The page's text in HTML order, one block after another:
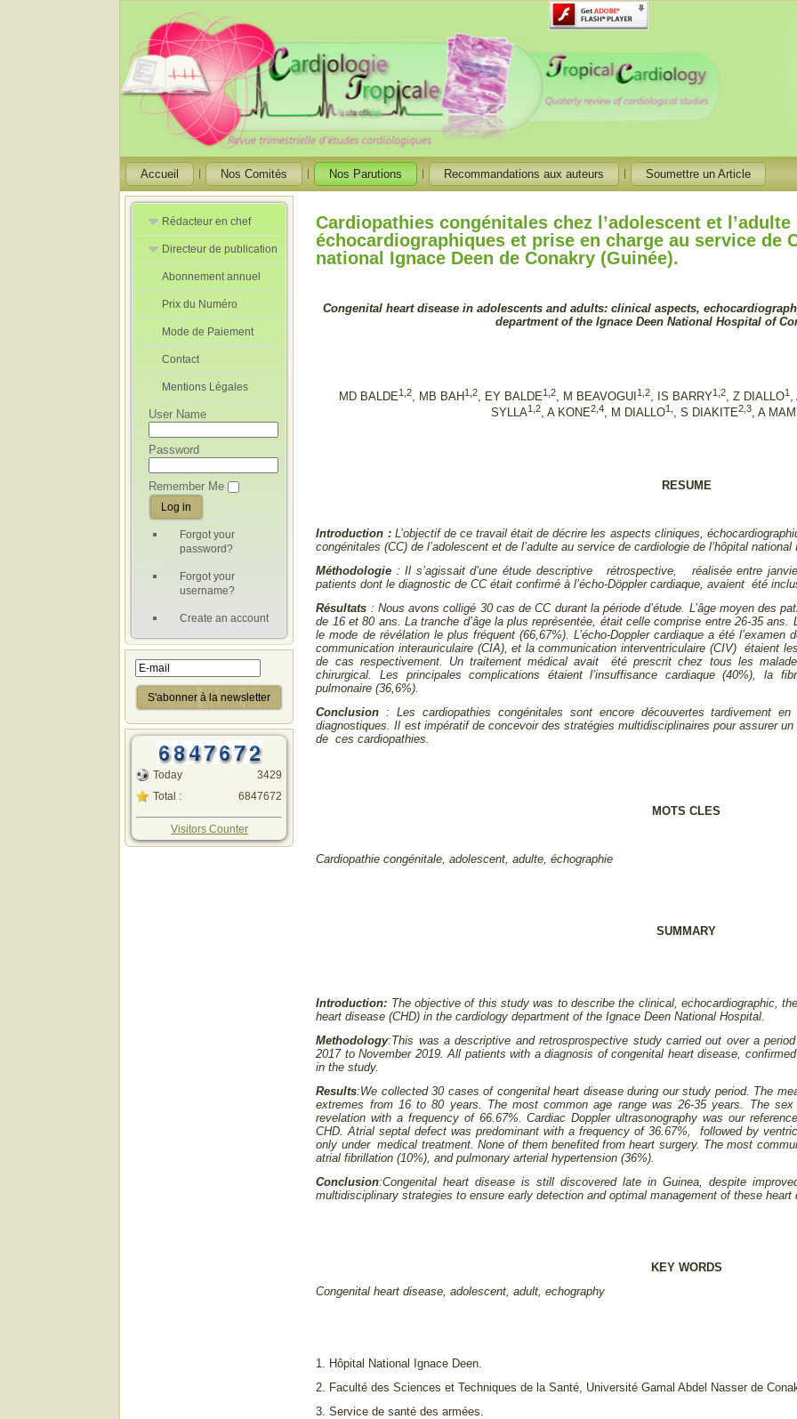
Accueil Nos Comités Nos Parutions Recommandations aux auteurs Soumettre un Article
Rédacteur en chef
Rédacteurs en
Chef Adjoint
Directeur de publication
Directeur de
publication
adjoint
Abonnement annuel
Prix du Numéro
Mode de Paiement
Contact
Mentions Légales
User Name
Password
Remember Me
Forgot your
password?
Forgot your
username?
Create an account
Today
Total :
3429
6847672
Visitors Counter
Cardiopathies congénitales chez l’adolescent et
échocardiographiques et prise en charge au service de
national Ignace Deen de Conakry (Guinée).
Congenital heart disease in adolescents and adults: clinical aspects,
department of the Ignace Deen National Hospital of
MD BALDE1,2, MB BAH1,2, EY BALDE1,2, M BEAVOGUI1,2, IS BARRY1,2, Z DIALLO1 ,
SYLLA1,2, A KONE2,4, M DIALLO1, , S DIAKITE2,3, A
RESUME
Introduction : L’objectif de ce travail était de décrire les aspects cliniques,
congénitales (CC) de l’adolescent et de l’adulte au service de cardiologie de l’hôpital national
Méthodologie : Il s’agissait d’une étude descriptive rétrospective, réalisée entre
patients dont le diagnostic de CC était confirmé à l’écho-Döppler cardiaque, avaient été
Résultats : Nous avons colligé 30 cas de CC durant la période d’étude. L’âge moyen des
de 16 et 80 ans. La tranche d’âge la plus représentée, était celle comprise entre 26-35
le mode de révélation le plus fréquent (66,67%). L’écho-Doppler cardiaque a été
communication interauriculaire (CIA), et la communication interventriculaire (CIV) étaient
de cas respectivement. Un traitement médical avait été prescrit chez tous les
chirurgical. Les principales complications étaient l’insuffisance cardiaque (40%), la
pulmonaire (36,6%).
Conclusion : Les cardiopathies congénitales sont encore découvertes tardivement
diagnostiques. Il est impératif de concevoir des stratégies multidisciplinaires pour assurer
de ces cardiopathies.
MOTS CLES
Cardiopathie congénitale, adolescent, adulte, échographie
SUMMARY
Introduction: The objective of this study was to describe the clinical, echocardiographic,
heart disease (CHD) in the cardiology department of the Ignace Deen National Hospital.
Methodology:This was a descriptive and retrosprospective study carried out over a
2017 to November 2019. All patients with a diagnosis of congenital heart disease,
in the study.
Results:We collected 30 cases of congenital heart disease during our study period. The
extremes from 16 to 80 years. The most common age range was 26-35 years. The
revelation with a frequency of 66.67%. Cardiac Doppler ultrasonography was our
CHD. Atrial septal defect was predominant with a frequency of 36.67%, followed by
only under medical treatment. None of them benefited from heart surgery. The most
atrial fibrillation (10%), and pulmonary arterial hypertension (36%).
Conclusion:Congenital heart disease is still discovered late in Guinea, despite
multidisciplinary strategies to ensure early detection and optimal management of these
KEY WORDS
Congenital heart disease, adolescent, adult, echography
1. Hôpital National Ignace Deen.
2. Faculté des Sciences et Techniques de la Santé, Université Gamal Abdel Nasser de
3. Service de santé des armées.